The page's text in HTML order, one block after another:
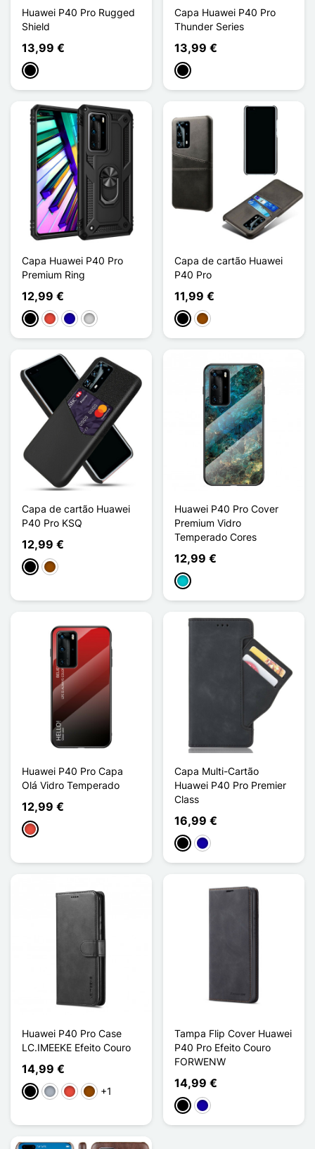
Huawei P40 Pro Rugged
Shield
13,99 €
Preto
Capa Huawei P40 Pro
Thunder Series
13,99 €
Preto
Capa Huawei P40 Pro
Premium Ring
12,99 €
PretoVermelhoAzul Escuro
Prata
Capa de cartão Huawei
P40 Pro
11,99 €
PretoCastanho
Capa de cartão Huawei
P40 Pro KSQ
12,99 €
PretoCastanho
Huawei P40 Pro Cover
Premium Vidro
Temperado Cores
12,99 €
Turquesa
Huawei P40 Pro Capa
Olá Vidro Temperado
12,99 €
Vermelho
Capa Multi-Cartão
Huawei P40 Pro Premier
Class
16,99 €
PretoAzul Escuro
Huawei P40 Pro Case
LC.IMEEKE Efeito Couro
14,99 €
PretoCinzentoVermelho
Castanho
+1
Tampa Flip Cover Huawei
P40 Pro Efeito Couro
FORWENW
14,99 €
PretoAzul Escuro